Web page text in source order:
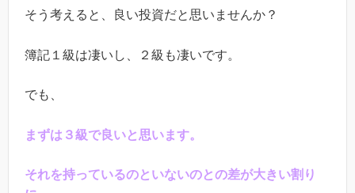
そう考えると、良い投資だと思いませんか？
簿記１級は凄いし、２級も凄いです。
でも、
まずは３級で良いと思います。
それを持っているのといないのとの差が大きい割り